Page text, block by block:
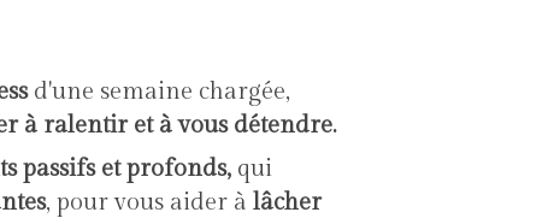
d'une semaine chargée,
à ralentir et à vous détendre.
passifs et profonds, qui
, pour vous aider à lâcher